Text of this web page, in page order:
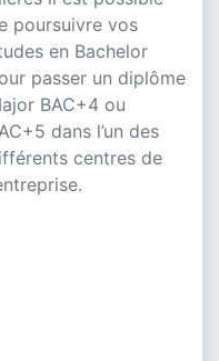
poursuivre vos
en Bachelor
passer un diplôme
BAC+4 ou
dans l’un des
centres de